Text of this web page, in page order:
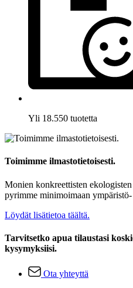
Yli 18.550 tuotetta
Toimimme ilmastotietoisesti.
Monien konkreettisten
pyrimme minimoimaan
Löydät lisätietoa täältä.
Tarvitsetko apua tilaustasi
kysymyksiisi.
Ota yhteyttä